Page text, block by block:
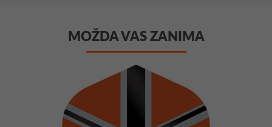
MOŽDA VAS ZANIMA